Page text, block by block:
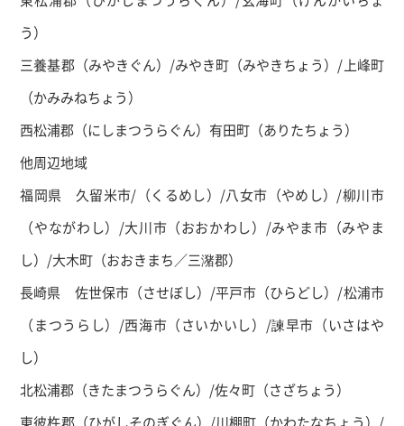
う）
三養基郡（みやきぐん）/みやき町（みやきちょう）/上峰町
（かみみねちょう）
西松浦郡（にしまつうらぐん）有田町（ありたちょう）
他周辺地域
福岡県 久留米市/（くるめし）/八女市（やめし）/柳川市
（やながわし）/大川市（おおかわし）/みやま市（みやま
し）/大木町（おおきまち／三潴郡）
長崎県 佐世保市（させぼし）/平戸市（ひらどし）/松浦市
（まつうらし）/西海市（さいかいし）/諫早市（いさはや
し）
北松浦郡（きたまつうらぐん）/佐々町（さざちょう）
東彼杵郡（ひがしそのぎぐん）/川棚町（かわたなちょう）/